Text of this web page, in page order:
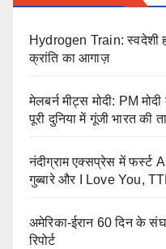
Hydrogen Train: स्वदेशी
क्रांति का आगाज़
मेलबर्न मीट्स मोदी: PM
पूरी दुनिया में गूंजी भारत की
नंदीग्राम एक्सप्रेस में फर्स्ट
गुब्बारे और I Love You,
अमेरिका-ईरान 60 दिन के
रिपोर्ट